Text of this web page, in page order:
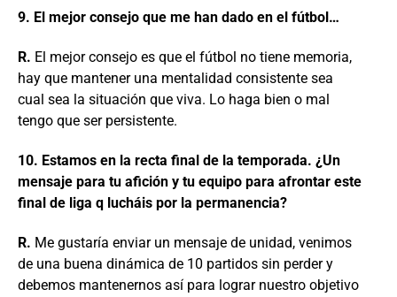
9. El mejor consejo que me han dado en el fútbol…
R. El mejor consejo es que el fútbol no tiene memoria,
hay que mantener una mentalidad consistente sea
cual sea la situación que viva. Lo haga bien o mal
tengo que ser persistente.
10. Estamos en la recta final de la temporada. ¿Un
mensaje para tu afición y tu equipo para afrontar este
final de liga q lucháis por la permanencia?
R. Me gustaría enviar un mensaje de unidad, venimos
de una buena dinámica de 10 partidos sin perder y
debemos mantenernos así para lograr nuestro objetivo